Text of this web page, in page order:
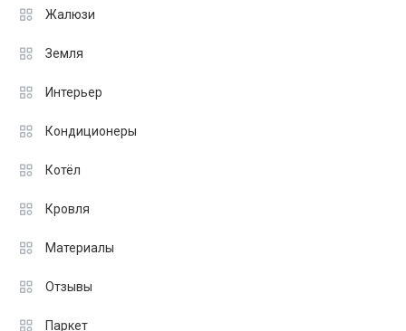
Жалюзи
Земля
Интерьер
Кондиционеры
Котёл
Кровля
Материалы
Отзывы
Паркет